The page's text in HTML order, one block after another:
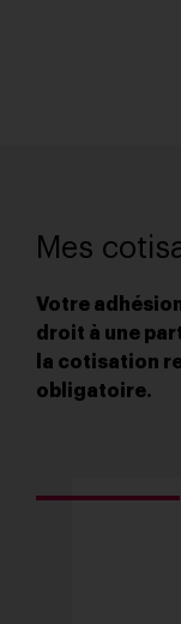
Mes
Votre
droit à une
la cotisation
obligatoire.